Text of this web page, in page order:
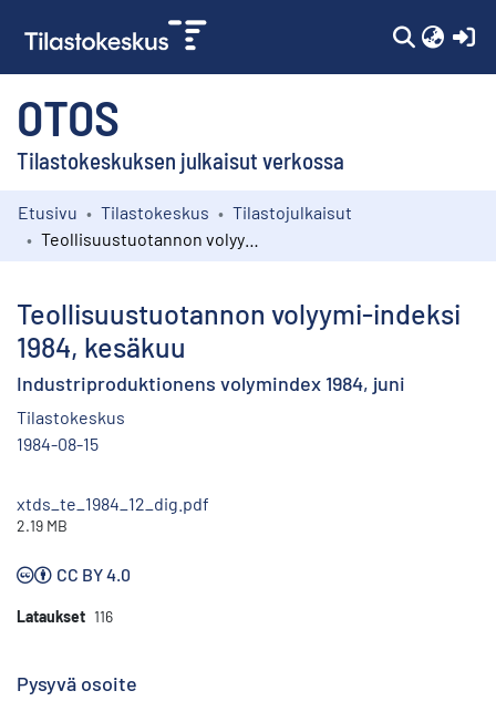
OTOS
Tilastokeskuksen julkaisut verkossa
Kokoelmat
Etusivu Tilastokeskus
Tilastojulkaisut
Teollisuustuotannon volyymi-indeksi
1984, kesäkuu
Industriproduktionens volymindex 1984, juni
Tilastokeskus
1984-08-15
xtds_te_1984_12_dig.pdf
2.19 MB
CC BY 4.0
Lataukset 116
Pysyvä osoite